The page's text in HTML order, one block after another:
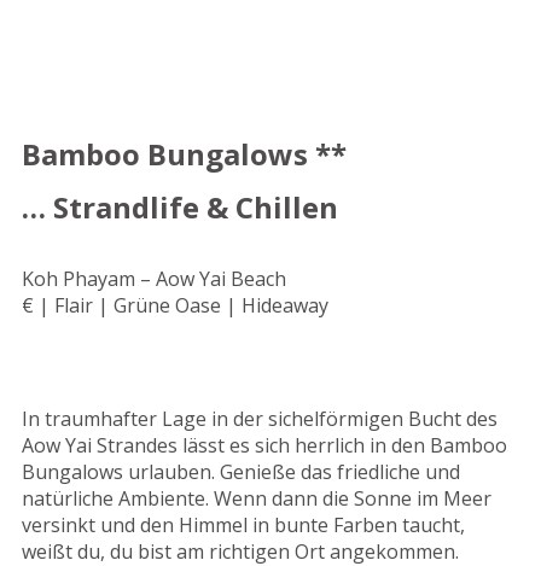
Bamboo Bungalows **
… Strandlife & Chillen
Koh Phayam – Aow Yai Beach
€ | Flair | Grüne Oase | Hideaway
In traumhafter Lage in der sichelförmigen Bucht des
Aow Yai Strandes lässt es sich herrlich in den Bamboo
Bungalows urlauben. Genieße das friedliche und
natürliche Ambiente. Wenn dann die Sonne im Meer
versinkt und den Himmel in bunte Farben taucht,
weißt du, du bist am richtigen Ort angekommen.